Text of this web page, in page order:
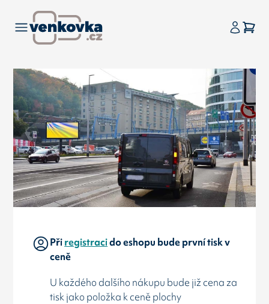
Přiregistracido eshopu bude první tisk v
ceně
U každého dalšího nákupu bude již cena za
tisk jako položka k ceně plochy